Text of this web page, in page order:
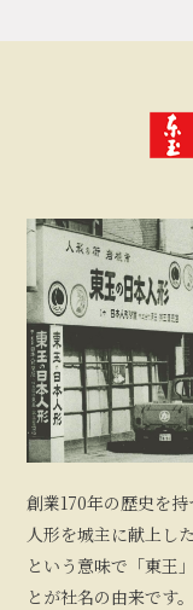
創業170年の歴史を
人形を城主に献上し
という意味で「東王
とが社名の由来です。